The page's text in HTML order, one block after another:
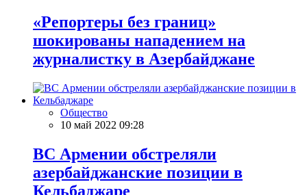
«Репортеры без границ»
шокированы нападением на
журналистку в Азербайджане
Общество
10 май 2022 09:28
ВС Армении обстреляли
азербайджанские позиции в
Кельбаджаре